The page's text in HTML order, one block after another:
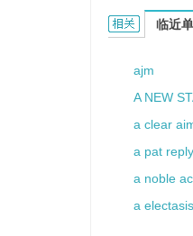
Aooka的相关
临近
ajm
A NEW
a clear
a pat reply
a noble
a electasis